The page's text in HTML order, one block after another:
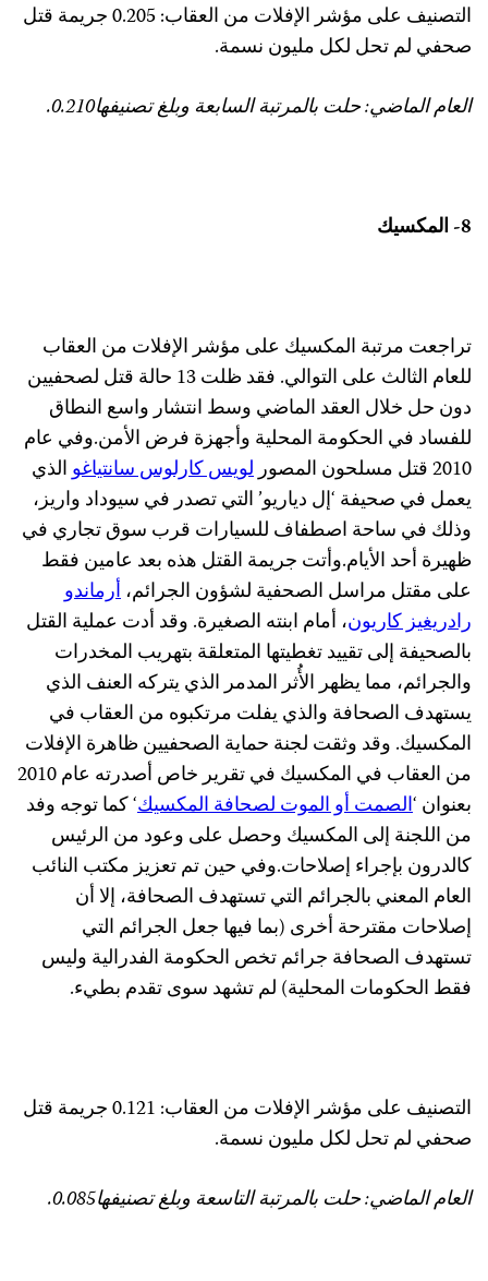
التصنيف على مؤشر الإفلات من العقاب: 0.205 جريمة قتل
صحفي لم تحل لكل مليون نسمة.
العام الماضي: حلت بالمرتبة السابعة وبلغ تصنيفها0.210.
تراجعت مرتبة المكسيك على مؤشر الإفلات من العقاب
للعام الثالث على التوالي. فقد ظلت 13 حالة قتل لصحفيين
دون حل خلال العقد الماضي وسط انتشار واسع النطاق
للفساد في الحكومة المحلية وأجهزة فرض الأمن.وفي عام
2010 قتل مسلحون المصور
لويس كارلوس سانتياغوالذي
يعمل في صحيفة ‘إل دياريو’ التي تصدر في سيوداد واريز،
وذلك في ساحة اصطفاف للسيارات قرب سوق تجاري في
ظهيرة أحد الأيام.وأتت جريمة القتل هذه بعد عامين فقط
على مقتل مراسل الصحفية لشؤون الجرائم،أرماندو
رادريغيز كاريون، أمام ابنته الصغيرة. وقد أدت عملية القتل
بالصحيفة إلى تقييد تغطيتها المتعلقة بتهريب المخدرات
والجرائم، مما يظهر الأُثر المدمر الذي يتركه العنف الذي
يستهدف الصحافة والذي يفلت مرتكبوه من العقاب في
المكسيك. وقد وثقت لجنة حماية الصحفيين ظاهرة الإفلات
من العقاب في المكسيك في تقرير خاص أصدرته عام 2010
بعنوان ‘الصمت أو الموت لصحافة المكسيك‘ كما توجه وفد
من اللجنة إلى المكسيك وحصل على وعود من الرئيس
كالدرون بإجراء إصلاحات.وفي حين تم تعزيز مكتب النائب
العام المعني بالجرائم التي تستهدف الصحافة، إلا أن
إصلاحات مقترحة أخرى (بما فيها جعل الجرائم التي
تستهدف الصحافة جرائم تخص الحكومة الفدرالية وليس
فقط الحكومات المحلية) لم تشهد سوى تقدم بطيء.
التصنيف على مؤشر الإفلات من العقاب: 0.121 جريمة قتل
صحفي لم تحل لكل مليون نسمة.
العام الماضي: حلت بالمرتبة التاسعة وبلغ تصنيفها0.085.